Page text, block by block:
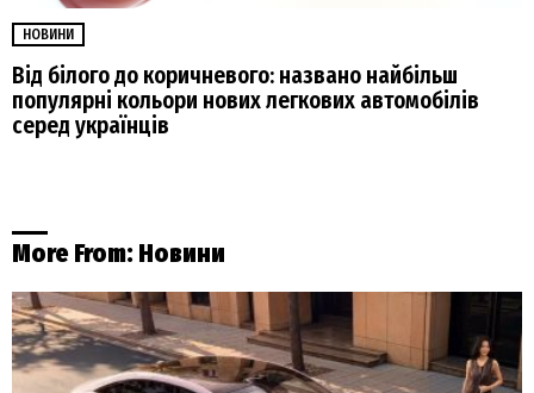
НОВИНИ
Від білого до коричневого: названо найбільш
популярні кольори нових легкових автомобілів
серед українців
More From: Новини